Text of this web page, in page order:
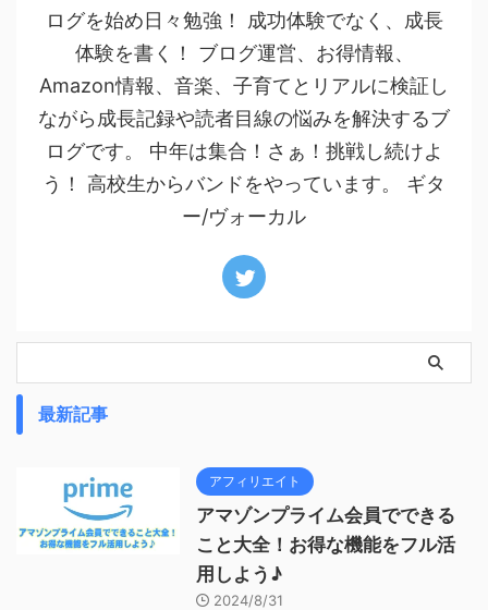
ログを始め日々勉強！ 成功体験でなく、成長
体験を書く！ ブログ運営、お得情報、
Amazon情報、音楽、子育てとリアルに検証し
ながら成長記録や読者目線の悩みを解決するブ
ログです。 中年は集合！さぁ！挑戦し続けよ
う！ 高校生からバンドをやっています。 ギタ
ー/ヴォーカル
最新記事
アフィリエイト
アマゾンプライム会員でできる
こと大全！お得な機能をフル活
用しよう♪
2024/8/31